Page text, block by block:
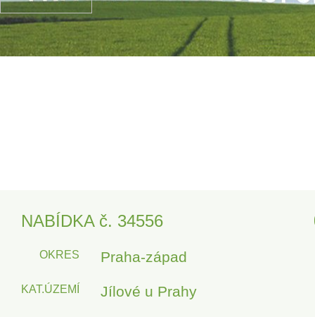
NABÍDKA č. 34556
OKRES Praha-západ
KAT.ÚZEMÍ Jílové u Prahy